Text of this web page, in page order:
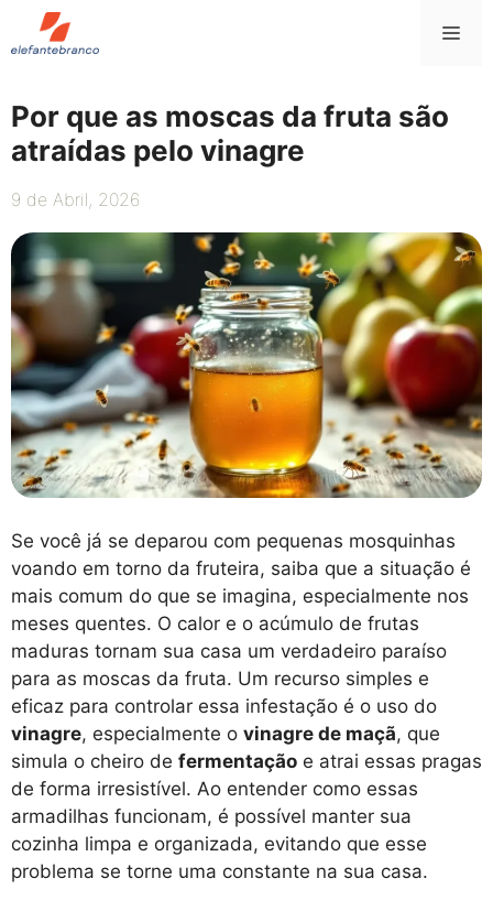
Saltar
para
Por que as moscas da fruta são
atraídas pelo vinagre
9 de Abril, 2026
Se você já se deparou com pequenas mosquinhas
voando em torno da fruteira, saiba que a situação é
mais comum do que se imagina, especialmente nos
meses quentes. O calor e o acúmulo de frutas
maduras tornam sua casa um verdadeiro paraíso
para as moscas da fruta. Um recurso simples e
eficaz para controlar essa infestação é o uso do
vinagre, especialmente o vinagre de maçã, que
simula o cheiro de fermentação e atrai essas pragas
de forma irresistível. Ao entender como essas
armadilhas funcionam, é possível manter sua
cozinha limpa e organizada, evitando que esse
problema se torne uma constante na sua casa.